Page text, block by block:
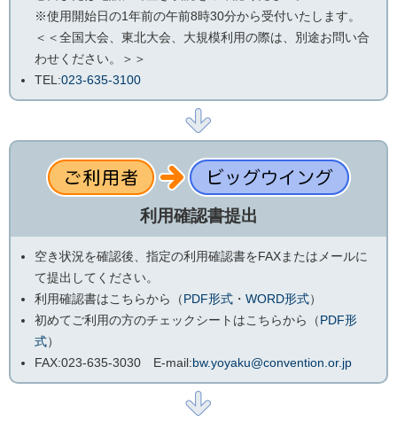
※使用開始日の1年前の午前8時30分から受付いたします。
＜＜全国大会、東北大会、大規模利用の際は、別途お問い合
わせください。＞＞
TEL:023-635-3100
利用確認書提出
空き状況を確認後、指定の利用確認書をFAXまたはメールに
て提出してください。
利用確認書はこちらから（PDF形式 ・WORD形式）
初めてご利用の方のチェックシートはこちらから（PDF形
式）
FAX:023-635-3030 E-mail:bw.yoyaku@convention.or.jp